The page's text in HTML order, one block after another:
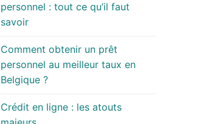
personnel : tout ce qu’il faut
savoir
Comment obtenir un prêt
personnel au meilleur taux en
Belgique ?
Crédit en ligne : les atouts